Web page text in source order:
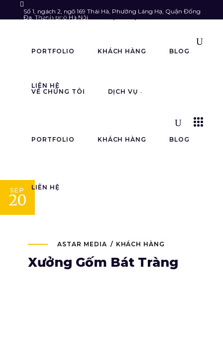
Số 1, ngách 2, ngõ 169 Thái Hà, Phường Láng Hạ, Quận Đống
Đa, Thành phố Hà Nội
VỀ CHÚNG TÔI DỊCH VỤ
PORTFOLIO KHÁCH HÀNG BLOG
LIÊN HỆ
VỀ CHÚNG TÔI DỊCH VỤ
PORTFOLIO KHÁCH HÀNG BLOG
LIÊN HỆ
SEP
20
ASTAR MEDIA KHÁCH HÀNG
Xưởng Gốm Bát Tràng